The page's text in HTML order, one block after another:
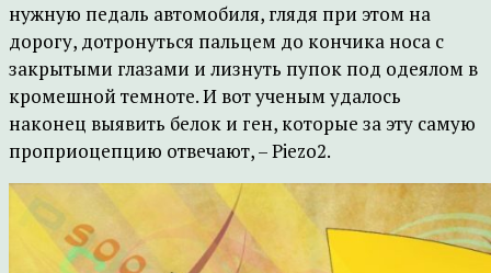
нужную педаль автомобиля, глядя при этом на
дорогу, дотронуться пальцем до кончика носа с
закрытыми глазами и лизнуть пупок под одеялом в
кромешной темноте. И вот ученым удалось
наконец выявить белок и ген, которые за эту самую
проприоцепцию отвечают, – Piezo2.